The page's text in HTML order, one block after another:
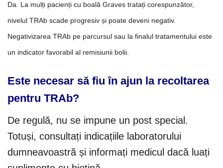
Da. La mulți pacienți cu boală Graves tratați corespunzător,
nivelul TRAb scade progresiv și poate deveni negativ.
Negativizarea TRAb pe parcursul sau la finalul tratamentului este
un indicator favorabil al remisiunii bolii.
Este necesar să fiu în ajun la recoltarea
pentru TRAb?
De regulă, nu se impune un post special.
Totuși, consultați indicațiile laboratorului
dumneavoastră și informați medicul dacă luați